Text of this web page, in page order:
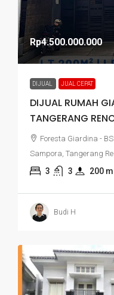
Rp4.500.000.000
DIJUAL JUAL CEPAT
DIJUAL RUMAH
TANGERANG
Foresta Giardina -
Sampora, Tangerang
3 3 200
Budi H